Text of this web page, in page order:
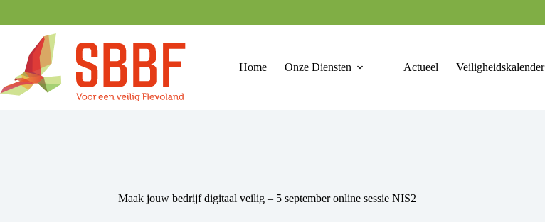
Home Onze Diensten Actueel Veiligheidskalender
Maak jouw bedrijf digitaal veilig – 5 september online sessie NIS2